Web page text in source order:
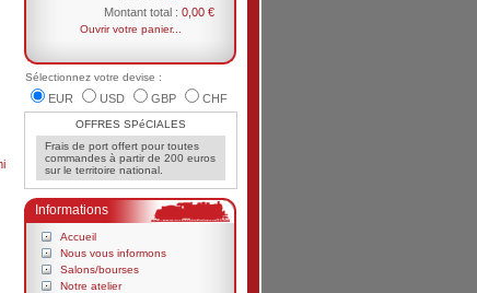
Montant total : 0,00 €
Ouvrir votre panier...
Sélectionnez votre devise :
EUR USD GBP CHF
OFFRES SPéCIALES
Frais de port offert pour toutes
commandes à partir de 200 euros
sur le territoire national.
Informations
Accueil
Nous vous informons
Salons/bourses
Notre atelier